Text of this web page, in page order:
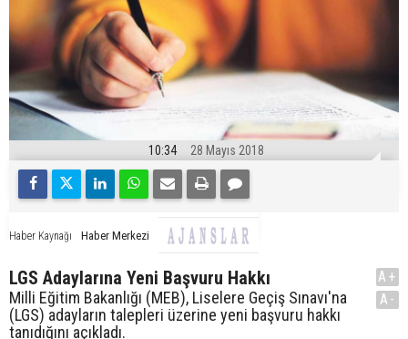
10:34 28 Mayıs 2018
Haber Kaynağı Haber Merkezi
LGS Adaylarına Yeni Başvuru Hakkı
Milli Eğitim Bakanlığı (MEB), Liselere Geçiş Sınavı'na
(LGS) adayların talepleri üzerine yeni başvuru hakkı
tanıdığını açıkladı.
A+
A-